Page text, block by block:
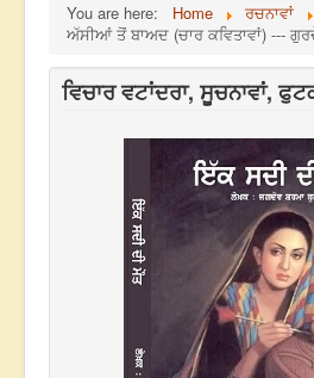
You are here: Home ਰਚਨਾਵਾਂ
ਅੱਸੀਆਂ ਤੋਂ ਬਾਅਦ (ਚਾਰ ਕਵਿਤਾਵਾਂ) ---
ਵਿਚਾਰ ਵਟਾਂਦਰਾ, ਸੂਚਨਾਵਾਂ,